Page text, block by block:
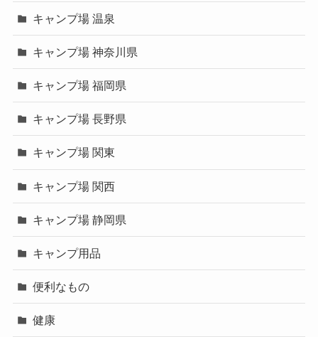
キャンプ場 温泉
キャンプ場 神奈川県
キャンプ場 福岡県
キャンプ場 長野県
キャンプ場 関東
キャンプ場 関西
キャンプ場 静岡県
キャンプ用品
便利なもの
健康